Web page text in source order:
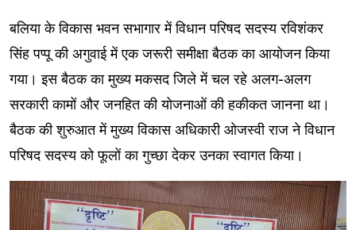
बलिया के विकास भवन सभागार में विधान परिषद सदस्य रविशंकर
सिंह पप्पू की अगुवाई में एक जरूरी समीक्षा बैठक का आयोजन किया
गया। इस बैठक का मुख्य मकसद जिले में चल रहे अलग-अलग
सरकारी कामों और जनहित की योजनाओं की हकीकत जानना था।
बैठक की शुरुआत में मुख्य विकास अधिकारी ओजस्वी राज ने विधान
परिषद सदस्य को फूलों का गुच्छा देकर उनका स्वागत किया।